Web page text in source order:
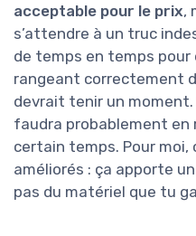
acceptable pour le prix,
s’attendre à un truc
de temps en temps pour
rangeant correctement
devrait tenir un
faudra probablement en
certain temps. Pour moi,
améliorés : ça apporte
pas du matériel que tu